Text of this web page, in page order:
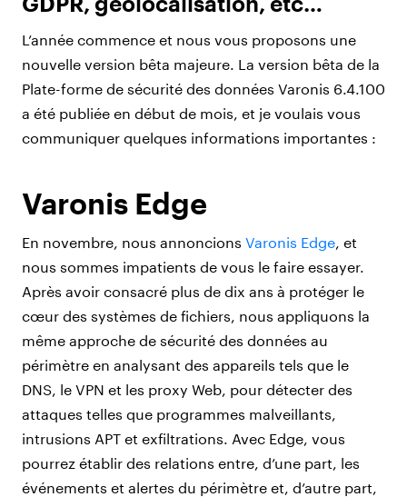
L’année commence et nous vous proposons une
nouvelle version bêta majeure. La version bêta de la
Plate-forme de sécurité des données Varonis 6.4.100
a été publiée en début de mois, et je voulais vous
communiquer quelques informations importantes :
Varonis Edge
En novembre, nous annoncions Varonis Edge, et
nous sommes impatients de vous le faire essayer.
Après avoir consacré plus de dix ans à protéger le
cœur des systèmes de fichiers, nous appliquons la
même approche de sécurité des données au
périmètre en analysant des appareils tels que le
DNS, le VPN et les proxy Web, pour détecter des
attaques telles que programmes malveillants,
intrusions APT et exfiltrations. Avec Edge, vous
pourrez établir des relations entre, d’une part, les
événements et alertes du périmètre et, d’autre part,